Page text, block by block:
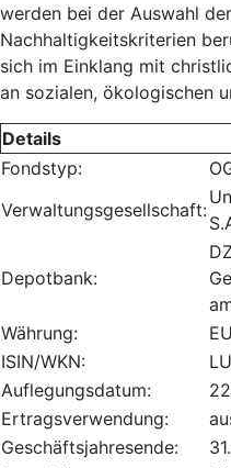
werden bei der Auswahl
Nachhaltigkeitskriterien
sich im Einklang mit
an sozialen, ökologischen
Details
Fondstyp:
Verwaltungsgesellschaft:
Depotbank:
Währung:
ISIN/WKN:
Auflegungsdatum:
Ertragsverwendung:
Geschäftsjahresende: